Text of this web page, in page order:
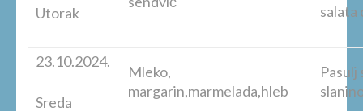
Utorak
salata
23.10.2024.
Sreda
Mleko,
margarin,marmelada,hleb
Pasulj